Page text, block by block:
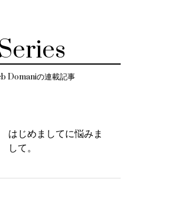
Series
Domaniの連載記事
はじめましてに悩みま
して。